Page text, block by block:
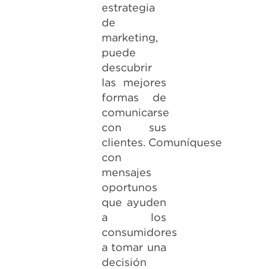
estrategia
de
marketing,
puede
descubrir
las mejores
formas de
comunicarse
con sus
clientes. Comuníquese
con
mensajes
oportunos
que ayuden
a los
consumidores
a tomar una
decisión